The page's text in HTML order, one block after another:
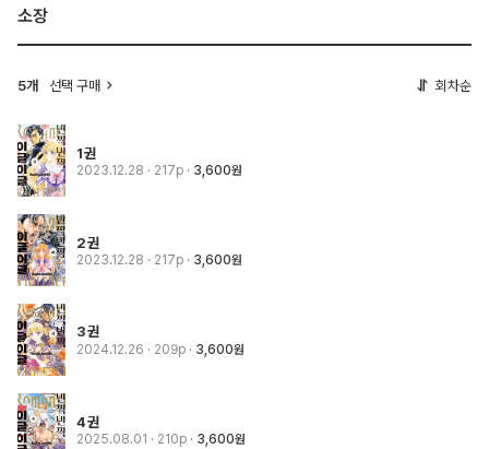
소장
5개 선택 구매 회차순
1권
2023.12.28 · 217p 3,600원
2권
2023.12.28 · 217p 3,600원
3권
2024.12.26 · 209p 3,600원
4권
2025.08.01 · 210p 3,600원